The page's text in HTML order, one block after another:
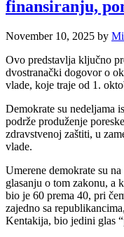
finansiranju,
November 10, 2025 by
Ovo predstavlja ključno
dvostranački dogovor o
vlade, koje traje od 1.
Demokrate su nedeljama
podrže produženje
zdravstvenoj zaštiti, u
vlade.
Umerene demokrate su
glasanju o tom zakonu, a
bio je 60 prema 40, pri
zajedno sa
Kentakija, bio jedini glas